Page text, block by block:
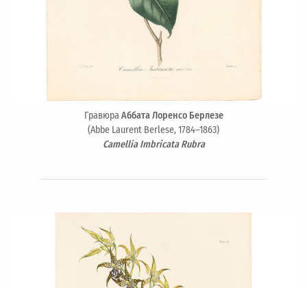
ГравюраАббата Лоренсо Берлезе
(Abbe Laurent Berlese, 1784–1863)
Camellia Imbricata Rubra